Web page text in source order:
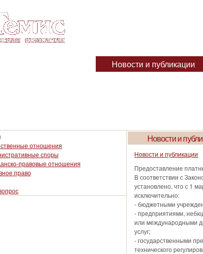
Новости и публикации
Новости и
Новости и публикации
Предоставление
В соответствии с
установлено, что с 1
исключительно:
- бюджетными
- предприятиями,
или международными
услуг;
- государственными
технического
отношения
споры
правовые отношения
право